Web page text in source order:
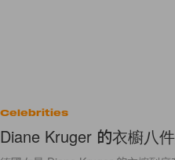
Celebrities
Diane Kruger 的衣櫥八